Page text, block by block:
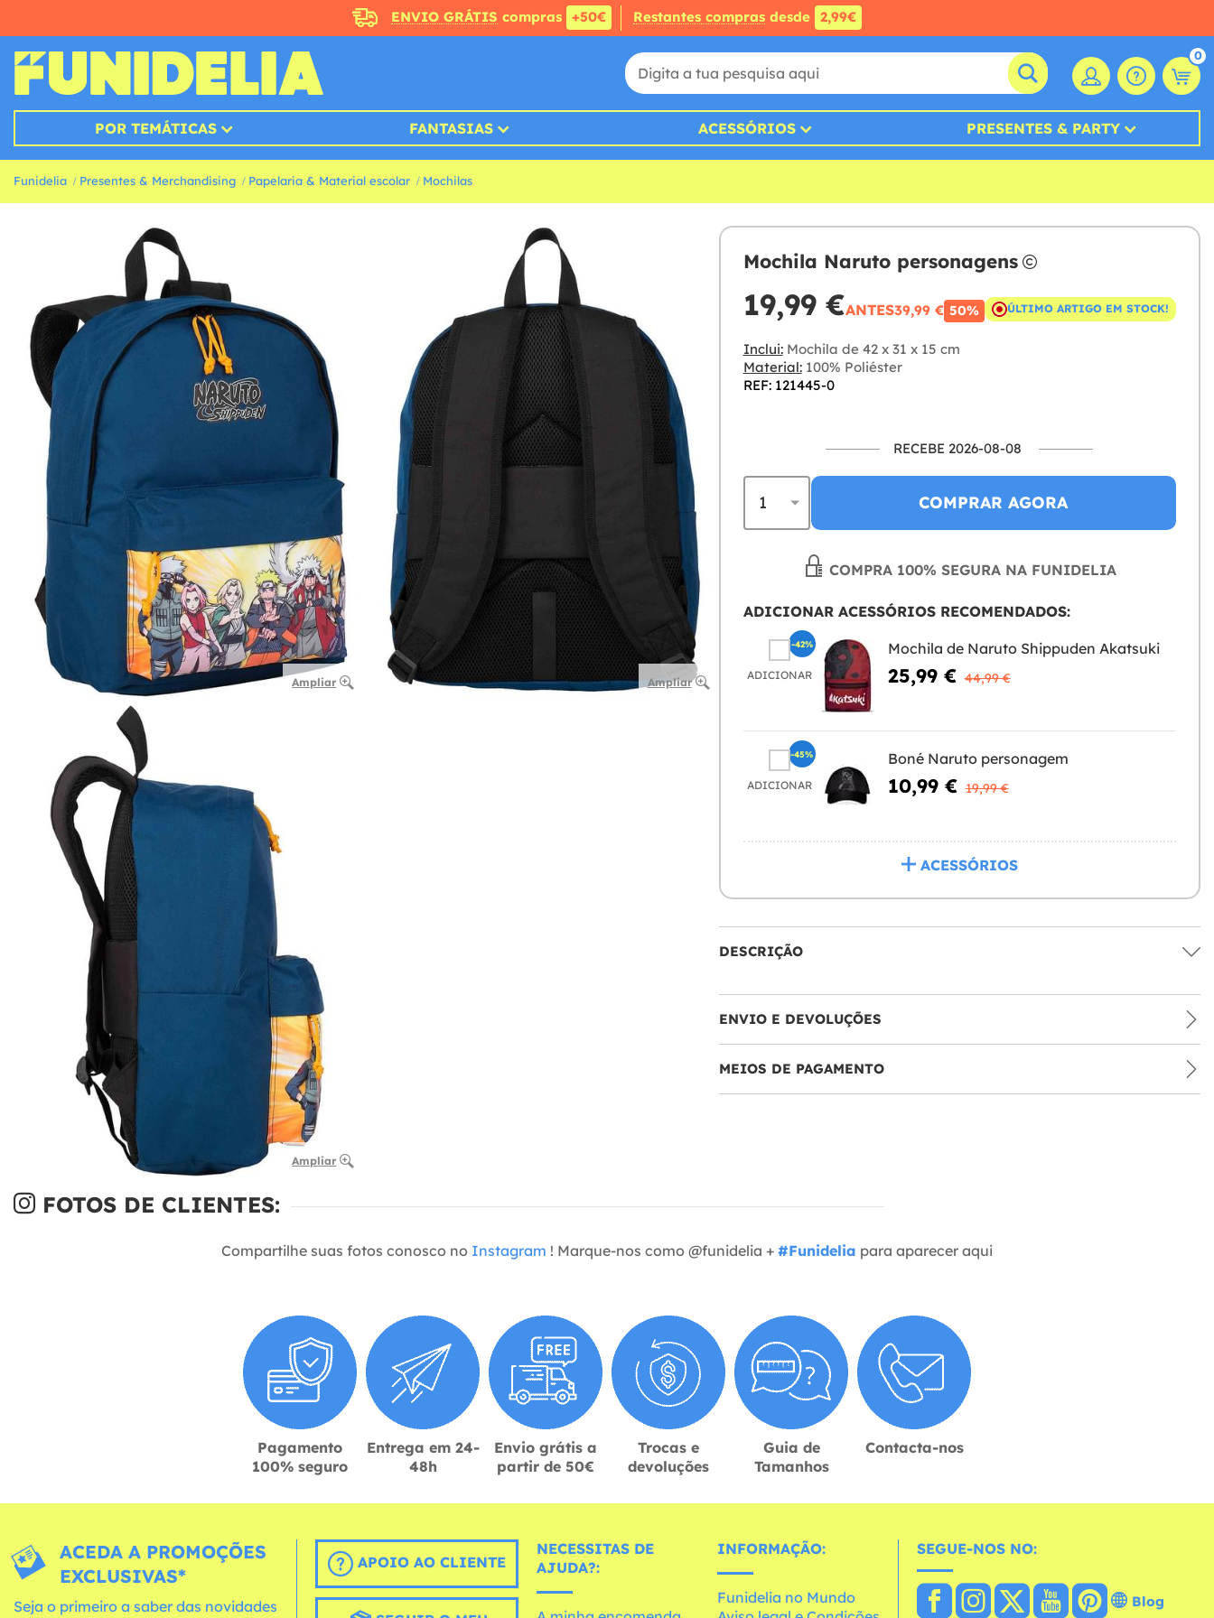
ENVIO GRÁTIS compras +50€ Restantes compras desde 2,99€
0
POR TEMÁTICAS FANTASIAS ACESSÓRIOS PRESENTES & PARTY
Funidelia Presentes & Merchandising Papelaria & Material escolar Mochilas
Ampliar Ampliar
Ampliar
Mochila Naruto personagens
19,99 €ANTES39,99 € 50% ÚLTIMO ARTIGO EM STOCK!
Inclui:Mochila de 42 x 31 x 15 cm
Material:100% Poliéster
REF: 121445-0
RECEBE 2026-08-08
COMPRAR AGORA
COMPRA 100% SEGURA NA FUNIDELIA
ADICIONAR ACESSÓRIOS RECOMENDADOS:
ADICIONAR
Mochila de Naruto Shippuden Akatsuki
25,99 € 44,99 €
-42%
ADICIONAR
Boné Naruto personagem
10,99 € 19,99 €
-45%
ACESSÓRIOS
DESCRIÇÃO
ENVIO E DEVOLUÇÕES
MEIOS DE PAGAMENTO
FOTOS DE CLIENTES:
Compartilhe suas fotos conosco no Instagram ! Marque-nos como @funidelia + #Funidelia para aparecer aqui
Pagamento
100% seguro
Entrega em 24-
48h
Envio grátis a
partir de 50€
Trocas e
devoluções
Guia de
Tamanhos
Contacta-nos
ACEDA A PROMOÇÕES
EXCLUSIVAS*
Seja o primeiro a saber das novidades
APOIO AO CLIENTE
NECESSITAS DE
AJUDA?:
INFORMAÇÃO:
Funidelia no Mundo
SEGUE-NOS NO:
Blog